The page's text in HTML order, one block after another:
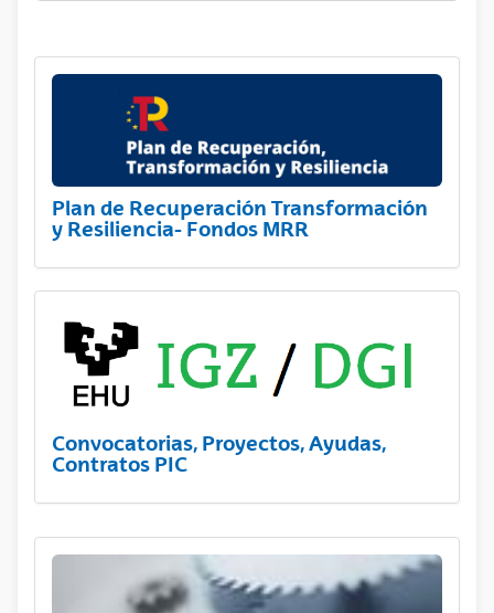
Plan de Recuperación Transformación
y Resiliencia- Fondos MRR
Convocatorias, Proyectos, Ayudas,
Contratos PIC